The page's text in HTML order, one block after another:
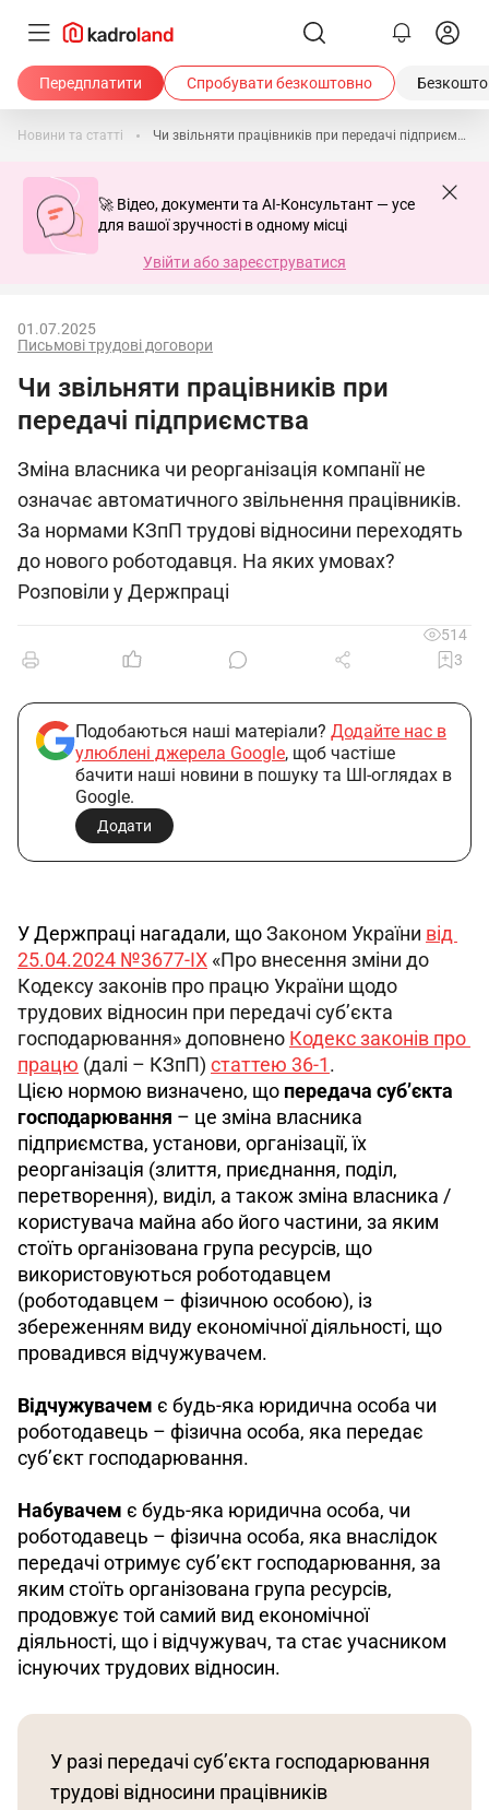
Передплатити Спробувати безкоштовно
Новини та статті Чи звільняти працівників при передачі підприємства
🚀 Відео, документи та AI-Консультант — усе
для вашої зручності в одному місці
Увійти або зареєструватися
Письмові трудові договори
01.07.2025
Чи звільняти працівників при
передачі підприємства
Зміна власника чи реорганізація компанії не
означає автоматичного звільнення працівників.
За нормами КЗпП трудові відносини переходять
до нового роботодавця. На яких умовах?
Розповіли у Держпраці
514
3
Подобаються наші матеріали? Додайте нас в
улюблені джерела Google, щоб частіше
бачити наші новини в пошуку та ШІ-оглядах в
Google.
Додати
У Держпраці нагадали, що Законом України від
25.04.2024 №3677-IX «Про внесення зміни до
Кодексу законів про працю України щодо
трудових відносин при передачі суб’єкта
господарювання» доповнено Кодекс законів про
працю (далі – КЗпП) статтею 36-1.
Цією нормою визначено, що передача суб’єкта
господарювання – це зміна власника
підприємства, установи, організації, їх
реорганізація (злиття, приєднання, поділ,
перетворення), виділ, а також зміна власника /
користувача майна або його частини, за яким
стоїть організована група ресурсів, що
використовуються роботодавцем
(роботодавцем – фізичною особою), із
збереженням виду економічної діяльності, що
провадився відчужувачем.
Відчужувачем є будь-яка юридична особа чи
роботодавець – фізична особа, яка передає
суб’єкт господарювання.
Набувачем є будь-яка юридична особа, чи
роботодавець – фізична особа, яка внаслідок
передачі отримує суб’єкт господарювання, за
яким стоїть організована група ресурсів,
продовжує той самий вид економічної
діяльності, що і відчужувач, та стає учасником
існуючих трудових відносин.
У разі передачі суб’єкта господарювання
трудові відносини працівників